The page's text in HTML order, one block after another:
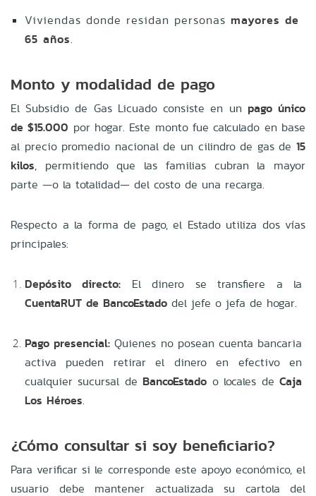
Viviendas donde residan personas mayores de
65 años.
Monto y modalidad de pago
El Subsidio de Gas Licuado consiste en un pago único
de $15.000 por hogar. Este monto fue calculado en base
al precio promedio nacional de un cilindro de gas de 15
kilos, permitiendo que las familias cubran la mayor
parte —o la totalidad— del costo de una recarga.
Respecto a la forma de pago, el Estado utiliza dos vías
principales:
Depósito directo: El dinero se transfiere a la
CuentaRUT de BancoEstado del jefe o jefa de hogar.
Pago presencial: Quienes no posean cuenta bancaria
activa pueden retirar el dinero en efectivo en
cualquier sucursal de BancoEstado o locales deCaja
Los Héroes.
¿Cómo consultar si soy beneficiario?
Para verificar si le corresponde este apoyo económico, el
usuario debe mantener actualizada su cartola del